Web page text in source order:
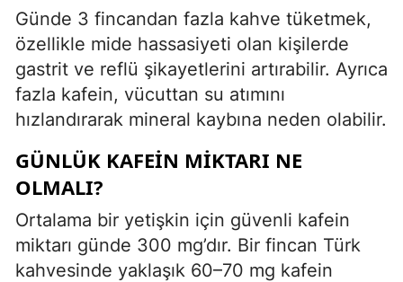
Günde 3 fincandan fazla kahve tüketmek,
özellikle mide hassasiyeti olan kişilerde
gastrit ve reflü şikayetlerini artırabilir. Ayrıca
fazla kafein, vücuttan su atımını
hızlandırarak mineral kaybına neden olabilir.
GÜNLÜK KAFEIN MIKTARI NE
OLMALI?
Ortalama bir yetişkin için güvenli kafein
miktarı günde 300 mg’dır. Bir fincan Türk
kahvesinde yaklaşık 60–70 mg kafein